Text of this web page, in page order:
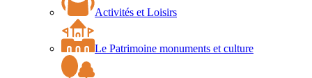
Activités et Loisirs
Le Patrimoine monuments et culture